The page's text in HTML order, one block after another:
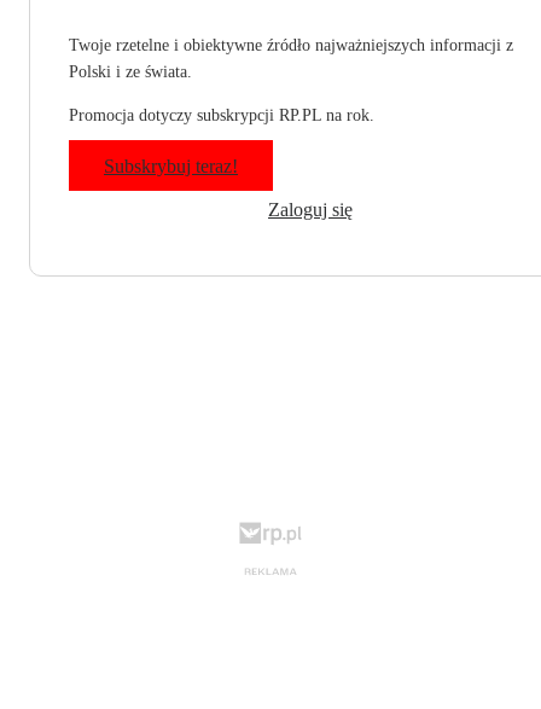
Twoje rzetelne i obiektywne źródło najważniejszych informacji z
Polski i ze świata.
Promocja dotyczy subskrypcji RP.PL na rok.
Subskrybuj teraz!
Zaloguj się